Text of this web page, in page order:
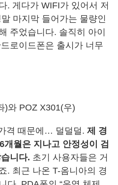
. 게다가 WIFI가 있어서 저
마지막 들어가는 물량인
주었습니다. 솔직히 아이
로이드폰은 출시가 너무
)와 POZ X301(우)
격 때문에… 덜덜덜. 제 경
월은 지나고 안정성이 검
니다. 초기 사용자들은 거
. 최근 나온 T-옴니아의 경